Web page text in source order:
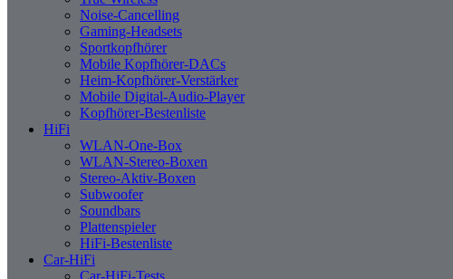
Noise-Cancelling
Gaming-Headsets
Sportkopfhörer
Mobile Kopfhörer-DACs
Heim-Kopfhörer-Verstärker
Mobile Digital-Audio-Player
Kopfhörer-Bestenliste
HiFi
WLAN-One-Box
WLAN-Stereo-Boxen
Stereo-Aktiv-Boxen
Subwoofer
Soundbars
Plattenspieler
HiFi-Bestenliste
Car-HiFi
Car-HiFi-Tests